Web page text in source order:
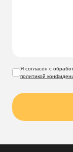
Я согласен с
политикой